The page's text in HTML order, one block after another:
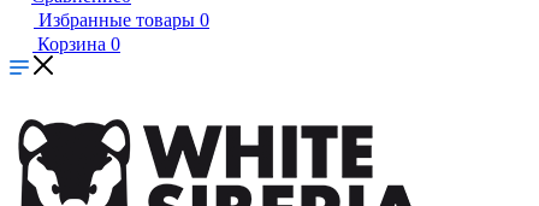
Избранные товары 0
Корзина 0